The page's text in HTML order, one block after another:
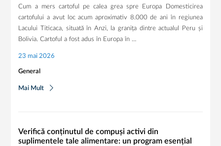
Cum a mers cartoful pe calea grea spre Europa Domesticirea
cartofului a avut loc acum aproximativ 8.000 de ani în regiunea
Lacului Titicaca, situată în Anzi, la granița dintre actualul Peru și
Bolivia. Cartoful a fost adus în Europa în …
23 mai 2026
General
Mai Mult
Verifică conținutul de compuși activi din
suplimentele tale alimentare: un program esențial